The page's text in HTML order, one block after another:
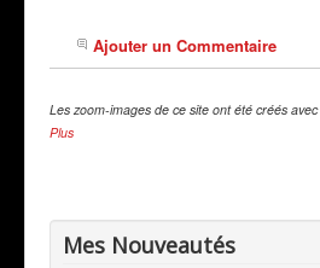
Ajouter un Commentaire
Les zoom-images de ce site ont été créés avec
Plus
Mes Nouveautés